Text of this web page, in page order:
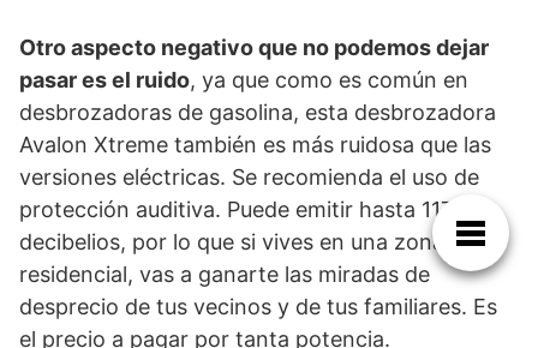
Otro aspecto negativo que no podemos dejar
pasar es el ruido, ya que como es común en
desbrozadoras de gasolina, esta desbrozadora
Avalon Xtreme también es más ruidosa que las
versiones eléctricas. Se recomienda el uso de
protección auditiva. Puede emitir hasta 117
decibelios, por lo que si vives en una zona
residencial, vas a ganarte las miradas de
desprecio de tus vecinos y de tus familiares. Es
el precio a pagar por tanta potencia.